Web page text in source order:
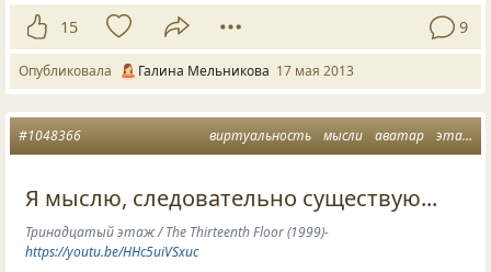
15 9
Опубликовала Галина Мельникова 17 мая 2013
виртуальность мысли аватар этаж
#1048366
Я мыслю, следовательно существую...
Тринадцатый этаж / The Thirteenth Floor (1999)-
https://youtu.be/HHc5uiVSxuc